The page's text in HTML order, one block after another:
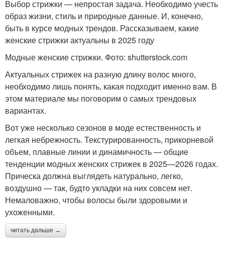
Выбор стрижки — непростая задача. Необходимо учесть
образ жизни, стиль и природные данные. И, конечно,
быть в курсе модных трендов. Рассказываем, какие
женские стрижки актуальны в 2025 году
Модные женские стрижки. Фото: shutterstock.com
Актуальных стрижек на разную длину волос много,
необходимо лишь понять, какая подходит именно вам. В
этом материале мы поговорим о самых трендовых
вариантах.
Вот уже несколько сезонов в моде естественность и
легкая небрежность. Текстурированность, прикорневой
объем, плавные линии и динамичность — общие
тенденции модных женских стрижек в 2025—2026 годах.
Прическа должна выглядеть натурально, легко,
воздушно — так, будто укладки на них совсем нет.
Немаловажно, чтобы волосы были здоровыми и
ухоженными.
читать дальше →